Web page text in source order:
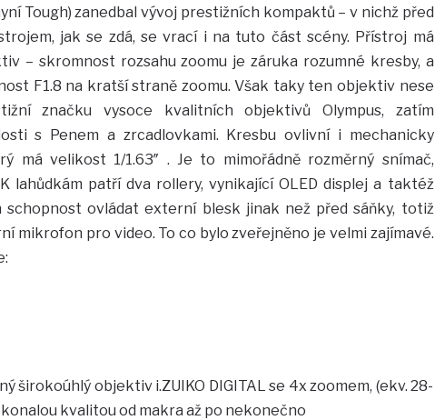
Tough) zanedbal vývoj prestižních kompaktů – v nichž před
jak se zdá, se vrací i na tuto část scény. Přístroj má
– skromnost rozsahu zoomu je záruka rozumné kresby, a
F1.8 na kratší straně zoomu. Však taky ten objektiv nese
značku vysoce kvalitních objektivů Olympus, zatím
s Penem a zrcadlovkami. Kresbu ovlivní i mechanicky
má velikost 1/1.63″ . Je to mimořádně rozměrný snímač,
lahůdkám patří dva rollery, vynikající OLED displej a taktéž
schopnost ovládat externí blesk jinak než před sáňky, totiž
mikrofon pro video. To co bylo zveřejněno je velmi zajímavé.
širokoúhlý objektiv i.ZUIKO DIGITAL se 4x zoomem, (ekv. 28-
kvalitou od makra až po nekonečno